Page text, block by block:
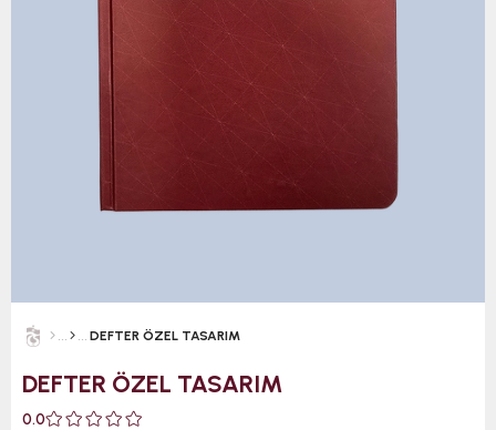
DEFTER ÖZEL TASARIM
DEFTER ÖZEL TASARIM
0.0